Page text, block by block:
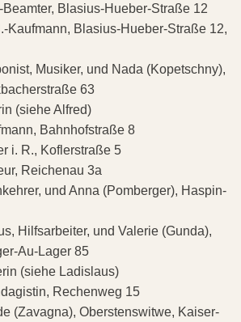
Blasius-Hueber-Straße 12
Kaufmann, Blasius-Hueber-Straße 12,
Musiker, und Nada (Kopetschny),
63
(siehe Alfred)
Bahnhofstraße 8
i. R., Koflerstraße 5
Reichenau 3a
und Anna (Pomberger), Haspin-
Hilfsarbeiter, und Valerie (Gunda),
Au-Lager 85
(siehe Ladislaus)
Rechenweg 15
(Zavagna), Oberstenswitwe, Kaiser-